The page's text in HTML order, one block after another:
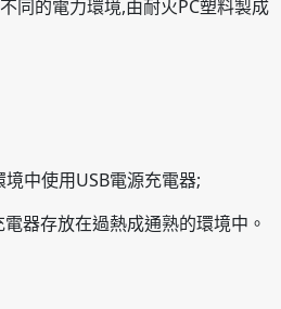
同的電力環境,由耐火PC塑料製成
中使用USB電源充電器;
器存放在過熱成通熟的環境中。